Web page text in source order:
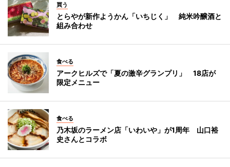
買う
とらやが新作ようかん「いちじく」 純米吟醸酒と
組み合わせ
食べる
アークヒルズで「夏の激辛グランプリ」 18店が
限定メニュー
食べる
乃木坂のラーメン店「いわいや」が1周年 山口裕
史さんとコラボ